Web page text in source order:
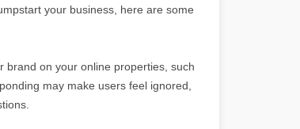
your business, here are some
brand on your online properties, such
may make users feel ignored,